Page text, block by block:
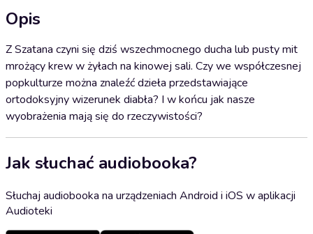
Opis
Z Szatana czyni się dziś wszechmocnego ducha lub pusty mit
mrożący krew w żyłach na kinowej sali. Czy we współczesnej
popkulturze można znaleźć dzieła przedstawiające
ortodoksyjny wizerunek diabła? I w końcu jak nasze
wyobrażenia mają się do rzeczywistości?
Jak słuchać audiobooka?
Słuchaj audiobooka na urządzeniach Android i iOS w aplikacji
Audioteki